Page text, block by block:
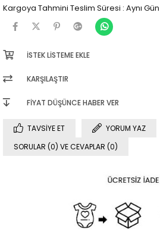
Kargoya Tahmini Teslim Süresi : Aynı Gün
İSTEK LISTEME EKLE
KARŞILAŞTIR
FIYAT DÜŞÜNCE HABER VER
TAVSIYE ET
YORUM YAZ
SORULAR (0) VE CEVAPLAR (0)